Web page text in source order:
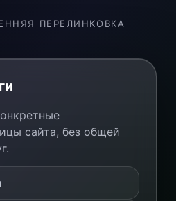
ПЕРЕЛИНКОВКА
сайта, без общей